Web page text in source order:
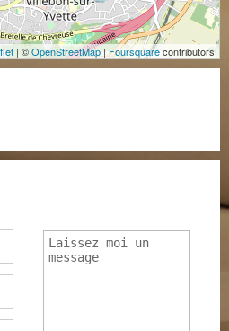
| ©OpenStreetMap | Foursquarecontributors